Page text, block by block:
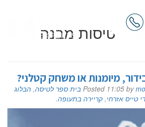
טיסות מבנה
מיומנות או משחק קטלני?
Posted 11:05 by בית ספר לטיסה, הבלוג
טייס אזרחי, קריירה בתעופה.